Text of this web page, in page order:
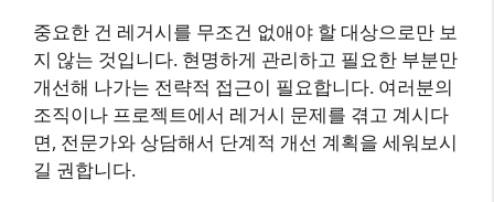
중요한 건 레거시를 무조건 없애야 할 대상으로만 보
지 않는 것입니다. 현명하게 관리하고 필요한 부분만
개선해 나가는 전략적 접근이 필요합니다. 여러분의
조직이나 프로젝트에서 레거시 문제를 겪고 계시다
면, 전문가와 상담해서 단계적 개선 계획을 세워보시
길 권합니다.